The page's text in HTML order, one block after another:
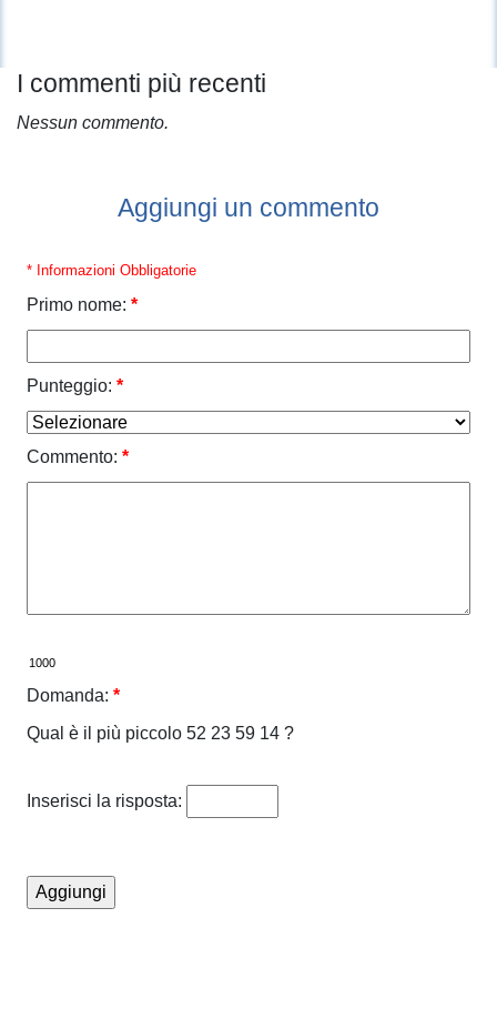
I commenti più recenti
Nessun commento.
Aggiungi un commento
* Informazioni Obbligatorie
Primo nome: *
Punteggio: *
Commento: *
Domanda: *
Qual è il più piccolo 52 23 59 14 ?
Inserisci la risposta: